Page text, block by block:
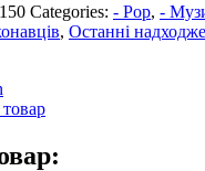
Categories: - Pop, -
, Останні